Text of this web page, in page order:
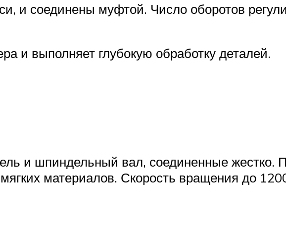
и соединены муфтой. Число оборотов
и выполняет глубокую обработку деталей.
и шпиндельный вал, соединенные жестко.
материалов. Скорость вращения до